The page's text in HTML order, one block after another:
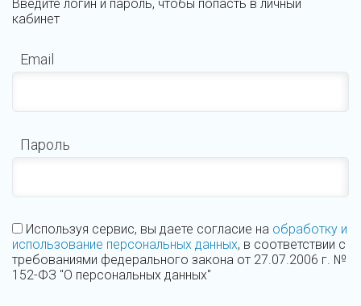
Введите логин и пароль, чтобы попасть в личный
кабинет
Email
Пароль
Используя сервис, вы даете согласие на обработку и
использование персональных данных, в соответствии с
требованиями федерального закона от 27.07.2006 г. №
152-ФЗ "О персональных данных"